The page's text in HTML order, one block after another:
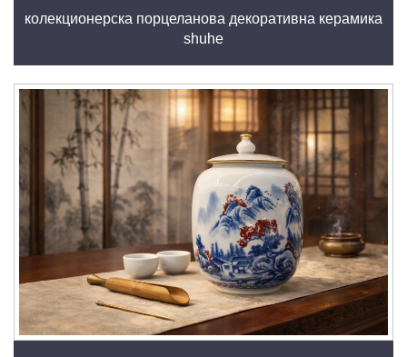
колекционерска порцеланова декоративна керамика
shuhe